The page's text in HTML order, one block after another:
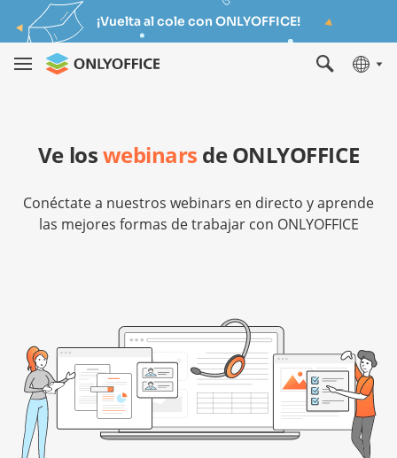
¡Vuelta al cole con ONLYOFFICE!
Ve loswebinars de ONLYOFFICE
Conéctate a nuestros webinars en directo y aprende
las mejores formas de trabajar con ONLYOFFICE